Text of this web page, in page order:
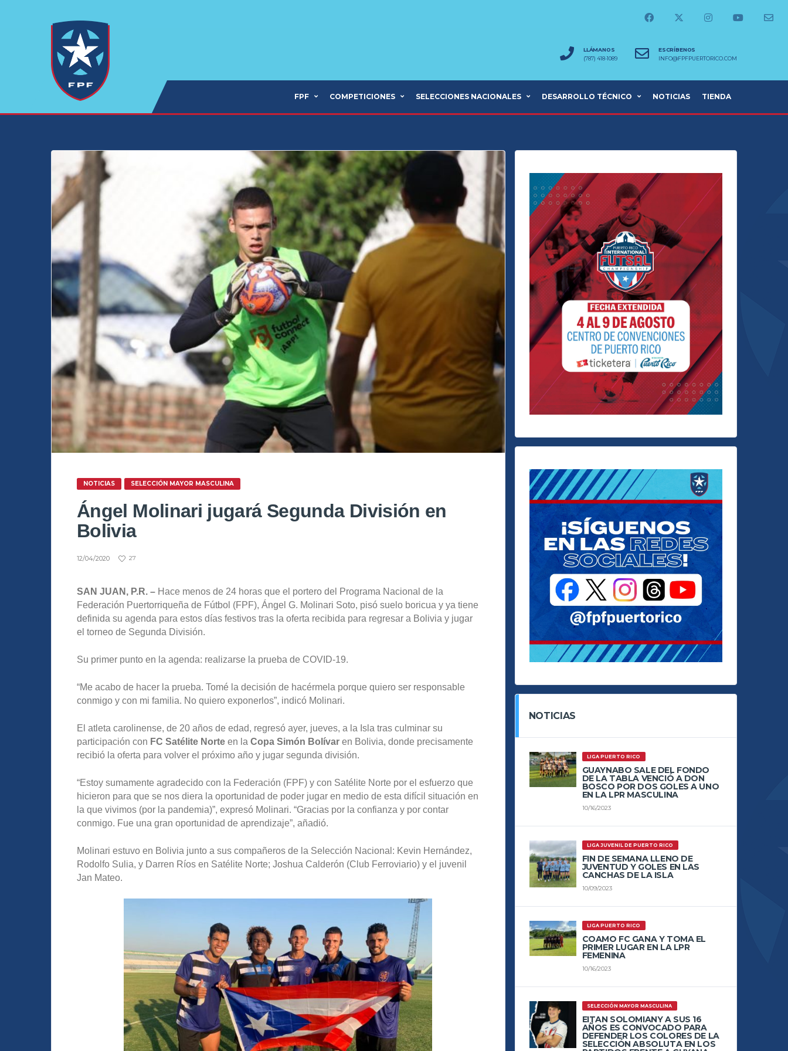
LLÁMANOS
(787) 418-1089
ESCRÍBENOS
INFO@FPFPUERTORICO.COM
FPF COMPETICIONES SELECCIONES NACIONALES DESARROLLO TÉCNICO NOTICIAS TIENDA
NOTICIAS SELECCIÓN MAYOR MASCULINA
Ángel Molinari jugará Segunda División en
Bolivia
12/04/2020 27
SAN JUAN, P.R. – Hace menos de 24 horas que el portero del Programa Nacional de la
Federación Puertorriqueña de Fútbol (FPF), Ángel G. Molinari Soto, pisó suelo boricua y ya tiene
definida su agenda para estos días festivos tras la oferta recibida para regresar a Bolivia y jugar
el torneo de Segunda División.
Su primer punto en la agenda: realizarse la prueba de COVID-19.
“Me acabo de hacer la prueba. Tomé la decisión de hacérmela porque quiero ser responsable
conmigo y con mi familia. No quiero exponerlos”, indicó Molinari.
El atleta carolinense, de 20 años de edad, regresó ayer, jueves, a la Isla tras culminar su
participación con FC Satélite Norte en la Copa Simón Bolívar en Bolivia, donde precisamente
recibió la oferta para volver el próximo año y jugar segunda división.
“Estoy sumamente agradecido con la Federación (FPF) y con Satélite Norte por el esfuerzo que
hicieron para que se nos diera la oportunidad de poder jugar en medio de esta difícil situación en
la que vivimos (por la pandemia)”, expresó Molinari. “Gracias por la confianza y por contar
conmigo. Fue una gran oportunidad de aprendizaje”, añadió.
Molinari estuvo en Bolivia junto a sus compañeros de la Selección Nacional: Kevin Hernández,
Rodolfo Sulia, y Darren Ríos en Satélite Norte; Joshua Calderón (Club Ferroviario) y el juvenil
Jan Mateo.
NOTICIAS
LIGA PUERTO RICO
GUAYNABO SALE DEL FONDO
DE LA TABLA VENCIÓ A DON
BOSCO POR DOS GOLES A UNO
EN LA LPR MASCULINA
10/16/2023
LIGA JUVENIL DE PUERTO RICO
FIN DE SEMANA LLENO DE
JUVENTUD Y GOLES EN LAS
CANCHAS DE LA ISLA
10/09/2023
LIGA PUERTO RICO
COAMO FC GANA Y TOMA EL
PRIMER LUGAR EN LA LPR
FEMENINA
10/16/2023
SELECCIÓN MAYOR MASCULINA
EITAN SOLOMIANY A SUS 16
AÑOS ES CONVOCADO PARA
DEFENDER LOS COLORES DE LA
SELECCIÓN ABSOLUTA EN LOS